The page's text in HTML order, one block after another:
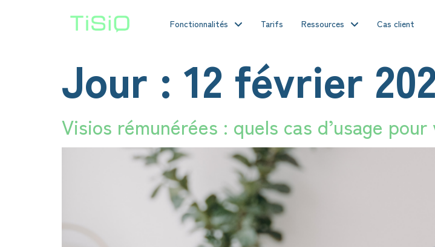
Fonctionnalités Tarifs Ressources Cas client
Jour : 12 février
Visios rémunérées : quels cas d’usage